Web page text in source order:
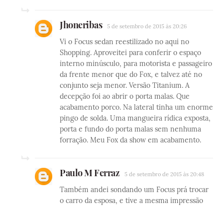
Jhoneribas 5 de setembro de 2015 às 20:26
Vi o Focus sedan reestilizado no aqui no
Shopping. Aproveitei para conferir o espaço
interno minúsculo, para motorista e passageiro
da frente menor que do Fox, e talvez até no
conjunto seja menor. Versão Titanium. A
decepção foi ao abrir o porta malas. Que
acabamento porco. Na lateral tinha um enorme
pingo de solda. Uma mangueira rídica exposta,
porta e fundo do porta malas sem nenhuma
forração. Meu Fox da show em acabamento.
Paulo M Ferraz 5 de setembro de 2015 às 20:48
Também andei sondando um Focus prá trocar
o carro da esposa, e tive a mesma impressão